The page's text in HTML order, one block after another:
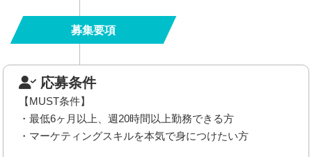
募集要項
応募条件
【MUST条件】
・最低6ヶ月以上、週20時間以上勤務できる方
・マーケティングスキルを本気で身につけたい方